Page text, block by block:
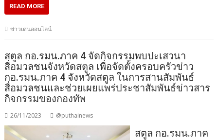
READ MORE
ข่าวเด่นออนไลน์
สตูล กอ.รมน.ภาค 4 จัดกิจกรรมพบปะเสวนา
สื่อมวลชนจังหวัดสตูล เพื่อจัดตั้งครอบครัวข่าว
กอ.รมน.ภาค 4 จังหวัดสตูล ในการสานสัมพันธ์
สื่อมวลชนและช่วยเผยแพร่ประชาสัมพันธ์ข่าวสาร
กิจกรรมของกองทัพ
26/11/2023 @puthainews
สตูล กอ.รมน.ภาค